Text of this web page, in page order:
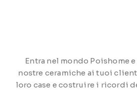
Entra nel mondo Poishome
nostre ceramiche ai tuoi
loro case e costruire i ricordi